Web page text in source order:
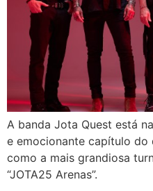
A banda Jota Quest está
e emocionante capítulo do
como a mais grandiosa
“JOTA25 Arenas”.